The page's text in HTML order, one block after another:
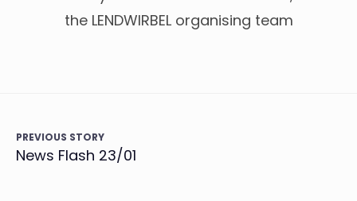
the LENDWIRBEL organising team
PREVIOUS STORY
News Flash 23/01